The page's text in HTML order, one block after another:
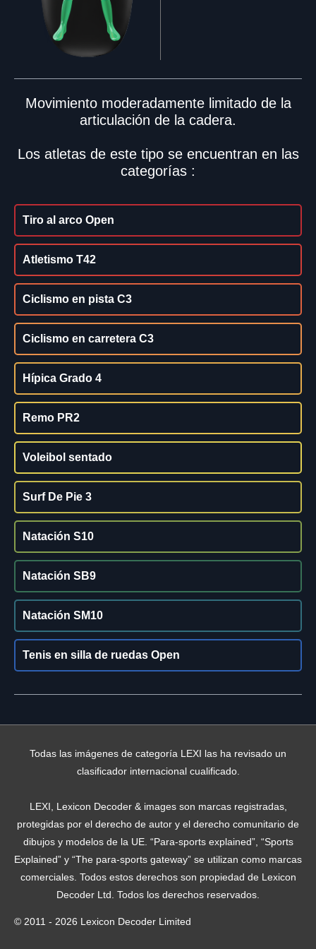
Movimiento moderadamente limitado de la
articulación de la cadera.
Los atletas de este tipo se encuentran en las
categorías :
Tiro al arco Open
Atletismo T42
Ciclismo en pista C3
Ciclismo en carretera C3
Hípica Grado 4
Remo PR2
Voleibol sentado
Surf De Pie 3
Natación S10
Natación SB9
Natación SM10
Tenis en silla de ruedas Open
Todas las imágenes de categoría LEXI las ha revisado un
clasificador internacional cualificado.
LEXI, Lexicon Decoder & images son marcas registradas,
protegidas por el derecho de autor y el derecho comunitario de
dibujos y modelos de la UE. “Para-sports explained”, “Sports
Explained” y “The para-sports gateway” se utilizan como marcas
comerciales. Todos estos derechos son propiedad de Lexicon
Decoder Ltd. Todos los derechos reservados.
© 2011 - 2026 Lexicon Decoder Limited